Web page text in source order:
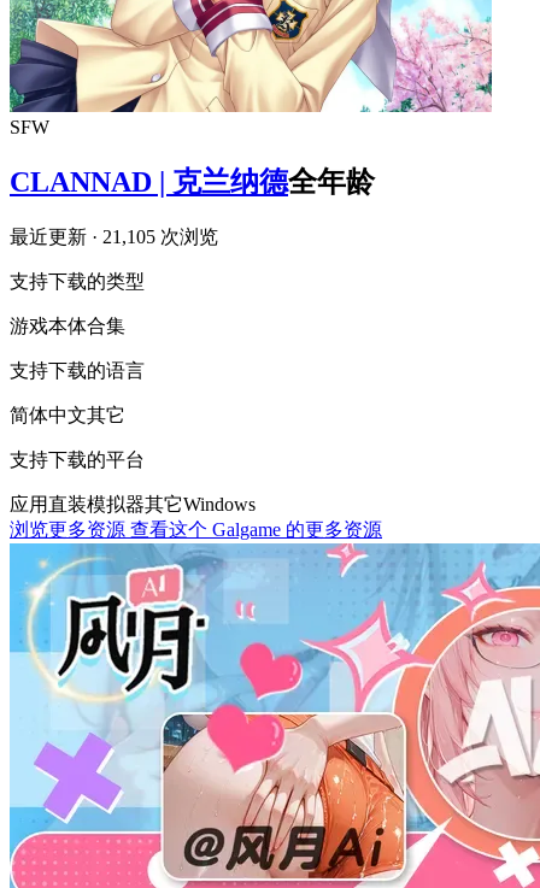
SFW
CLANNAD | 克兰纳德全年龄
最近更新 · 21,105 次浏览
支持下载的类型
游戏本体合集
支持下载的语言
简体中文其它
支持下载的平台
应用直装模拟器其它Windows
浏览更多资源 查看这个 Galgame 的更多资源